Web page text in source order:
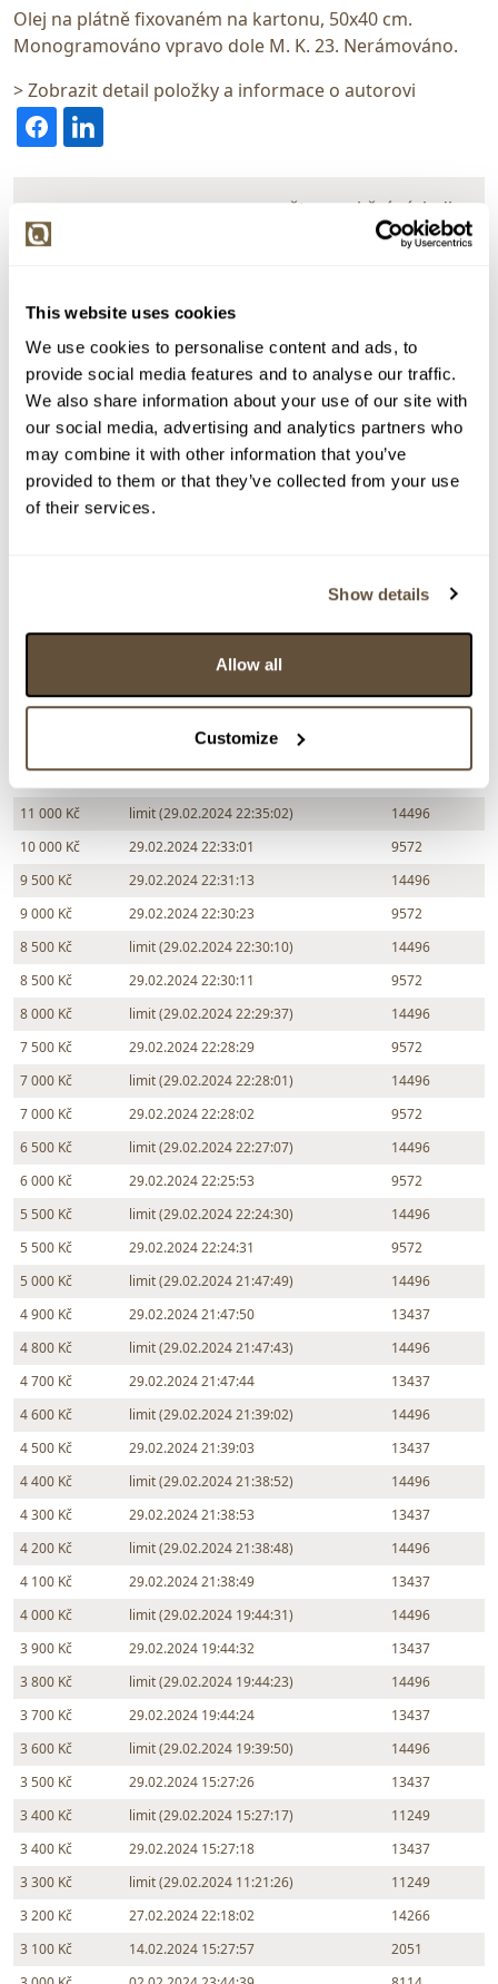
This website uses cookies
We use cookies to personalise content and ads, to
provide social media features and to analyse our traffic.
We also share information about your use of our site with
our social media, advertising and analytics partners who
may combine it with other information that you’ve
provided to them or that they’ve collected from your use
of their services.
Show details
Allow all
Customize
Olej na plátně fixovaném na kartonu, 50x40 cm.
Monogramováno vpravo dole M. K. 23. Nerámováno.
> Zobrazit detail položky a informace o autorovi
> zpět na aukční výsledky
VYDRAŽENO
111637. Zátiší s vázou
Dražba ukončena:
29.02.2024 22:39:49
Vyvolávací cena:
3 000 Kč
vydraženo za:
13 000 Kč
Zpět na aukční výsledky
> Zobrazit informaci jak prodat obraz v aukci
13 000 Kč
29.02.2024 22:36:49
9572
limit (29.02.2024 22:35:12)
11 000 Kč
limit (29.02.2024 22:35:02)
14496
10 000 Kč
29.02.2024 22:33:01
9572
9 500 Kč
29.02.2024 22:31:13
14496
9 000 Kč
29.02.2024 22:30:23
9572
8 500 Kč
limit (29.02.2024 22:30:10)
14496
8 500 Kč
29.02.2024 22:30:11
9572
8 000 Kč
limit (29.02.2024 22:29:37)
14496
7 500 Kč
29.02.2024 22:28:29
9572
7 000 Kč
limit (29.02.2024 22:28:01)
14496
7 000 Kč
29.02.2024 22:28:02
9572
6 500 Kč
limit (29.02.2024 22:27:07)
14496
6 000 Kč
29.02.2024 22:25:53
9572
5 500 Kč
limit (29.02.2024 22:24:30)
14496
5 500 Kč
29.02.2024 22:24:31
9572
5 000 Kč
limit (29.02.2024 21:47:49)
14496
4 900 Kč
29.02.2024 21:47:50
13437
4 800 Kč
limit (29.02.2024 21:47:43)
14496
4 700 Kč
29.02.2024 21:47:44
13437
4 600 Kč
limit (29.02.2024 21:39:02)
14496
4 500 Kč
29.02.2024 21:39:03
13437
4 400 Kč
limit (29.02.2024 21:38:52)
14496
4 300 Kč
29.02.2024 21:38:53
13437
4 200 Kč
limit (29.02.2024 21:38:48)
14496
4 100 Kč
29.02.2024 21:38:49
13437
4 000 Kč
limit (29.02.2024 19:44:31)
14496
3 900 Kč
29.02.2024 19:44:32
13437
3 800 Kč
limit (29.02.2024 19:44:23)
14496
3 700 Kč
29.02.2024 19:44:24
13437
3 600 Kč
limit (29.02.2024 19:39:50)
14496
3 500 Kč
29.02.2024 15:27:26
13437
3 400 Kč
limit (29.02.2024 15:27:17)
11249
3 400 Kč
29.02.2024 15:27:18
13437
3 300 Kč
limit (29.02.2024 11:21:26)
11249
3 200 Kč
27.02.2024 22:18:02
14266
3 100 Kč
14.02.2024 15:27:57
2051